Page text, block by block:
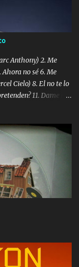
Anthony) 2. Me
Ahora no sé 6. Me
Cielo) 8. El no te lo
11. Dame la
Nota:
iTunes Plus
vostra per il
Los Del